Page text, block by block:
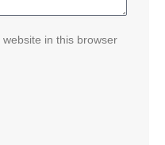
in this browser